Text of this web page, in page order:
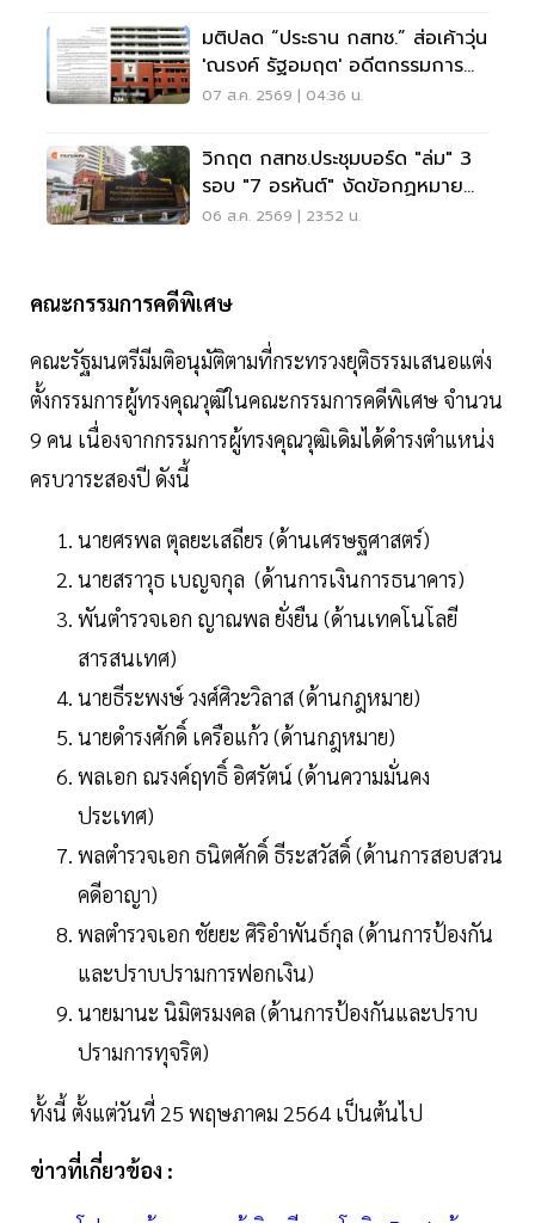
มติปลด “ประธาน กสทช.” ส่อเค้าวุ่น
'ณรงค์ รัฐอมฤต' อดีตกรรมการ
สรรหาโต้ข้อวินิจฉัย
07 ส.ค. 2569 | 04:36 น.
วิกฤต กสทช.ประชุมบอร์ด "ล่ม" 3
รอบ "7 อรหันต์" งัดข้อกฏหมาย
ไม่มีใครยอมใคร
06 ส.ค. 2569 | 23:52 น.
คณะกรรมการคดีพิเศษ
คณะรัฐมนตรีมีมติอนุมัติตามที่กระทรวงยุติธรรมเสนอแต่ง
ตั้งกรรมการผู้ทรงคุณวุฒิในคณะกรรมการคดีพิเศษ จำนวน
9 คน เนื่องจากกรรมการผู้ทรงคุณวุฒิเดิมได้ดำรงตำแหน่ง
ครบวาระสองปี ดังนี้
นายศรพล ตุลยะเสถียร (ด้านเศรษฐศาสตร์)
นายสราวุธ เบญจกุล (ด้านการเงินการธนาคาร)
พันตำรวจเอก ญาณพล ยั่งยืน (ด้านเทคโนโลยี
สารสนเทศ)
นายธีระพงษ์ วงศ์ศิวะวิลาส (ด้านกฎหมาย)
นายดำรงศักดิ์ เครือแก้ว (ด้านกฎหมาย)
พลเอก ณรงค์ฤทธิ์ อิศรัตน์ (ด้านความมั่นคง
ประเทศ)
พลตำรวจเอก ธนิตศักดิ์ ธีระสวัสดิ์ (ด้านการสอบสวน
คดีอาญา)
พลตำรวจเอก ชัยยะ ศิริอำพันธ์กุล (ด้านการป้องกัน
และปราบปรามการฟอกเงิน)
นายมานะ นิมิตรมงคล (ด้านการป้องกันและปราบ
ปรามการทุจริต)
ทั้งนี้ ตั้งแต่วันที่ 25 พฤษภาคม 2564 เป็นต้นไป
ข่าวที่เกี่ยวข้อง :